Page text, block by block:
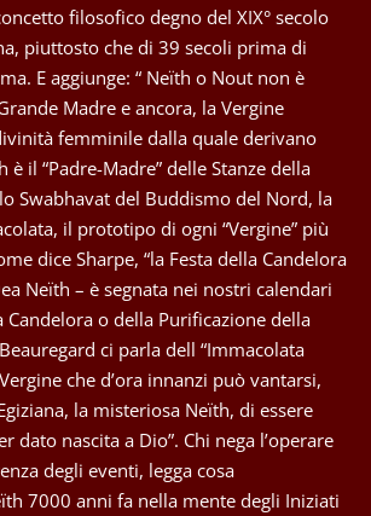
filosofico degno del XIX° secolo
piuttosto che di 39 secoli prima di
E aggiunge: “ Neïth o Nout non è
Madre e ancora, la Vergine
femminile dalla quale derivano
è il “Padre-Madre” delle Stanze della
Swabhavat del Buddismo del Nord, la
il prototipo di ogni “Vergine” più
dice Sharpe, “la Festa della Candelora
Neïth – è segnata nei nostri calendari
o della Purificazione della
ci parla dell “Immacolata
che d’ora innanzi può vantarsi,
la misteriosa Neïth, di essere
dato nascita a Dio”. Chi nega l’operare
degli eventi, legga cosa
7000 anni fa nella mente degli Iniziati